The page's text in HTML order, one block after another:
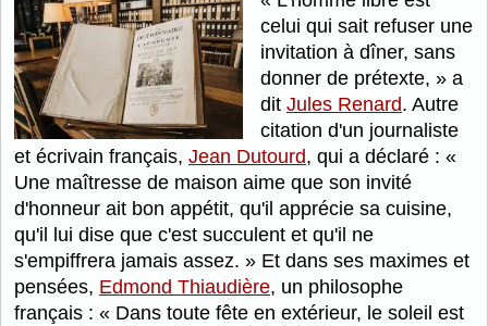
celui qui sait refuser une
invitation à dîner, sans
donner de prétexte,
a
dit Jules Renard. Autre
citation d'un journaliste
et écrivain français, Jean Dutourd, qui a déclaré :
Une maîtresse de maison aime que son invité
d'honneur ait bon appétit, qu'il apprécie sa cuisine,
qu'il lui dise que c'est succulent et qu'il ne
s'empiffrera jamais assez.
Et dans ses maximes et
pensées, Edmond Thiaudière, un philosophe
français :
Dans toute fête en extérieur, le soleil est